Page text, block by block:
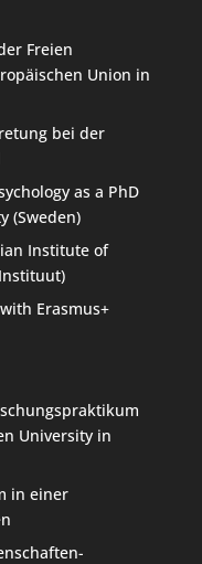
Freien
Union in
bei der
as a PhD
(Sweden)
Institute of
Erasmus+
University in
in einer